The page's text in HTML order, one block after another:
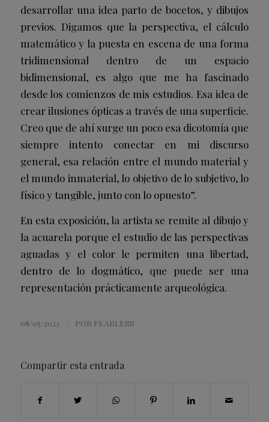
desarrollar una idea parto de bocetos, y dibujos
previos. Digamos que la perspectiva, el cálculo
matemático y la puesta en escena de una forma
tridimensional dentro de un espacio
bidimensional, es algo que me ha fascinado
desde los comienzos de mis estudios. Esa idea de
crear ilusiones ópticas a través de una superficie.
Creo que de ahí surge un poco esa dicotomía que
siempre intento conectar en mi discurso
general, esa relación entre el mundo material y
el mundo inmaterial, lo objetivo de lo subjetivo, lo
físico y tangible, junto con lo opuesto”.
En esta exposición, la artista se remite al dibujo y
la acuarela porque el estudio de las perspectivas
aguadas y el color le permiten una libertad,
dentro de lo dogmático, que puede ser una
representación prácticamente arqueológica.
08/05/2023 POR FEARLESS
Compartir esta entrada